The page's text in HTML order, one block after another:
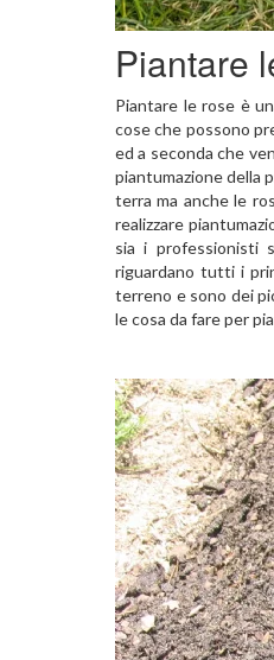
Piantare
Piantare le rose è
cose che possono
ed a seconda che
piantumazione della
terra ma anche le
realizzare
sia i professionisti
riguardano tutti i
terreno e sono dei
le cosa da fare per